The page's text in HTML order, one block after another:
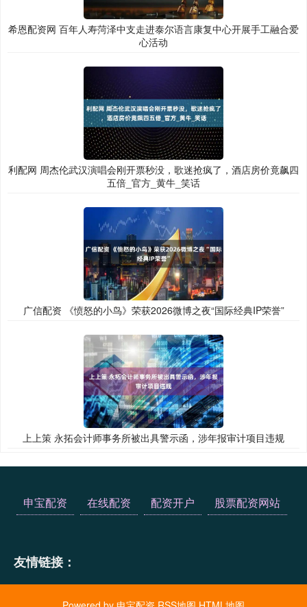
希恩配资网 百年人寿菏泽中支走进泰尔语言康复中心开展手工融合爱
心活动
利配网 周杰伦武汉演唱会刚开票秒没，歌迷抢疯了，酒店房价竟飙四
五倍_官方_黄牛_笑话
广信配资 《愤怒的小鸟》荣获2026微博之夜“国际经典IP荣誉”
上上策 永拓会计师事务所被出具警示函，涉年报审计项目违规
申宝配资 在线配资 配资开户 股票配资网站
友情链接：